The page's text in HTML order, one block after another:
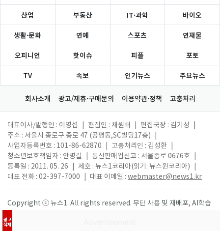
광고
삭제
산업 부동산 IT·과학 바이오
생활·문화 연예 스포츠 연재물
오피니언 핫이슈 피플 포토
TV 속보 인기뉴스 주요뉴스
회사소개 광고/제휴·구매문의 이용약관·정책 고충처리
대표이사/발행인 : 이영섭 편집인 : 채원배 편집국장 : 김기성
주소 : 서울시 종로구 종로 47 (공평동,SC빌딩17층)
사업자등록번호 : 101-86-62870
고충처리인 : 김성환
청소년보호책임자 : 안병길
통신판매업신고 : 서울종로 0676호
등록일 : 2011. 05. 26
제호 : 뉴스1코리아(읽기: 뉴스원코리아)
대표 전화 : 02-397-7000
대표 이메일 : webmaster@news1.kr
Copyright ⓒ 뉴스1. All rights reserved. 무단 사용 및 재배포, AI학습